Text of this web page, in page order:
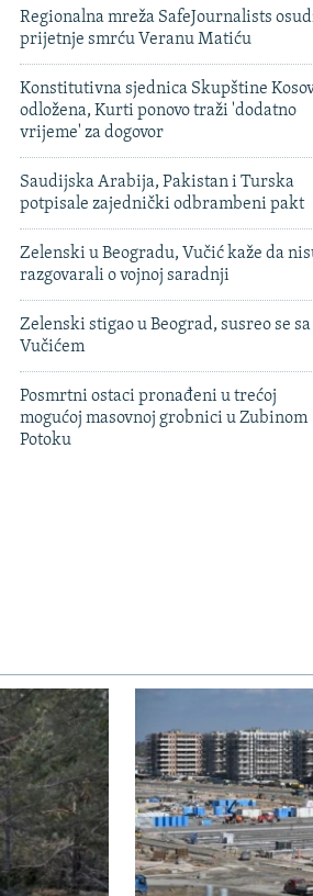
Regionalna mreža SafeJournalists
prijetnje smrću Veranu Matiću
Konstitutivna sjednica Skupštine
odložena, Kurti ponovo traži 'dodatno
vrijeme' za dogovor
Saudijska Arabija, Pakistan i Turska
potpisale zajednički odbrambeni pakt
Zelenski u Beogradu, Vučić kaže da
razgovarali o vojnoj saradnji
Zelenski stigao u Beograd, susreo se sa
Vučićem
Posmrtni ostaci pronađeni u trećoj
mogućoj masovnoj grobnici u Zubinom
Potoku